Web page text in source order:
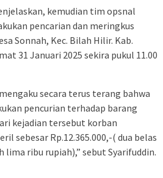
kemudian tim opsnal
pencarian dan meringkus
Sonnah, Kec. Bilah Hilir. Kab.
31 Januari 2025 sekira pukul 11.00
secara terus terang bahwa
pencurian terhadap barang
kejadian tersebut korban
sebesar Rp.12.365.000,-( dua belas
ribu rupiah),” sebut Syarifuddin.